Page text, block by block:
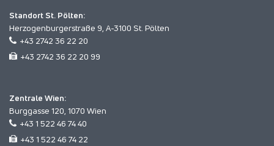
Standort St. Pölten:
Herzogenburgerstraße 9, A-3100 St. Pölten
+43 2742 36 22 20
+43 2742 36 22 20 99
Zentrale Wien:
Burggasse 120, 1070 Wien
+43 1 522 46 74 40
+43 1 522 46 74 22